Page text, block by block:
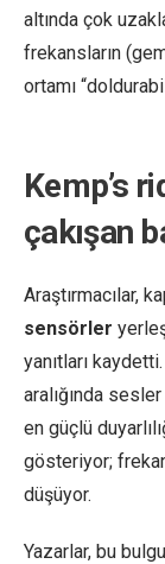
altında çok
frekansların
ortamı
Kemp’s
çakışan
Araştırmacılar,
sensörler
yanıtları
aralığında
en güçlü
gösteriyor;
düşüyor.
Yazarlar, bu